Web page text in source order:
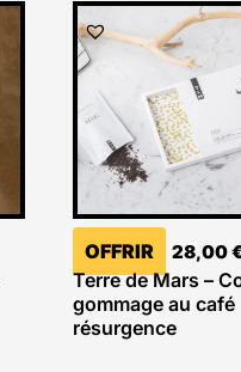
OFFRIR 28,00
Terre de Mars –
gommage au café
résurgence